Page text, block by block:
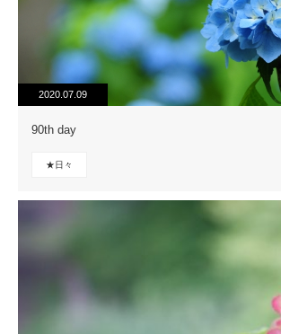
2020.07.09
90th day
★日々